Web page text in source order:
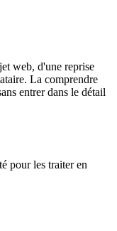
web, d'une reprise
La comprendre
entrer dans le détail
pour les traiter en